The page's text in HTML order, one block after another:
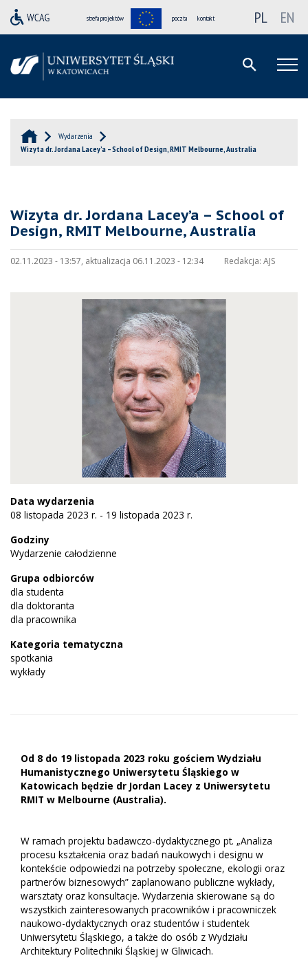
strefa projektów poczta kontakt PL EN
Wydarzenia
Wizyta dr. Jordana Lacey’a – School of Design, RMIT Melbourne, Australia
Wizyta dr. Jordana Lacey’a – School of
Design, RMIT Melbourne, Australia
02.11.2023 - 13:57, aktualizacja 06.11.2023 - 12:34 Redakcja: AJS
Data wydarzenia
08 listopada 2023 r. - 19 listopada 2023 r.
Godziny
Wydarzenie całodzienne
Grupa odbiorców
dla studenta
dla doktoranta
dla pracownika
Kategoria tematyczna
spotkania
wykłady
Od 8 do 19 listopada 2023 roku gościem Wydziału
Humanistycznego Uniwersytetu Śląskiego w
Katowicach będzie dr Jordan Lacey z Uniwersytetu
RMIT w Melbourne (Australia).
W ramach projektu badawczo-dydaktycznego pt. „Analiza
procesu kształcenia oraz badań naukowych i designu w
kontekście odpowiedzi na potrzeby społeczne, ekologii oraz
partnerów biznesowych” zaplanowano publiczne wykłady,
warsztaty oraz konsultacje. Wydarzenia skierowane są do
wszystkich zainteresowanych pracowników i pracowniczek
naukowo-dydaktycznych oraz studentów i studentek
Uniwersytetu Śląskiego, a także do osób z Wydziału
Architektury Politechniki Śląskiej w Gliwicach.